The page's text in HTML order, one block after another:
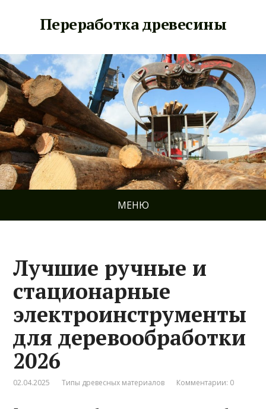
Переработка древесины
МЕНЮ
Лучшие ручные и
стационарные
электроинструменты
для деревообработки
2026
02.04.2025 Типы древесных материалов Комментарии: 0